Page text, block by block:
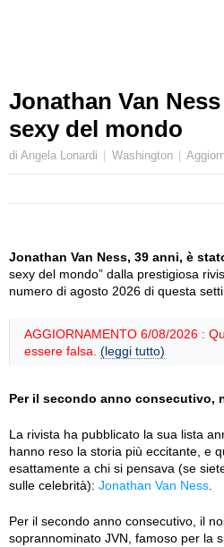
Jonathan Van
sexy del mondo
di Angela Lonardi Washington
Jonathan Van Ness, 39 anni, è
sexy del mondo” dalla prestigiosa
numero di agosto 2026 di questa
AGGIORNAMENTO 6/08/2026 :
essere falsa. (leggi tutto)
Per il secondo anno consecutivo,
La rivista ha pubblicato la sua lista
hanno reso la storia più eccitante, e
esattamente a chi si pensava (se
sulle celebrità): Jonathan Van Ness
Per il secondo anno consecutivo, il
soprannominato JVN, famoso per la